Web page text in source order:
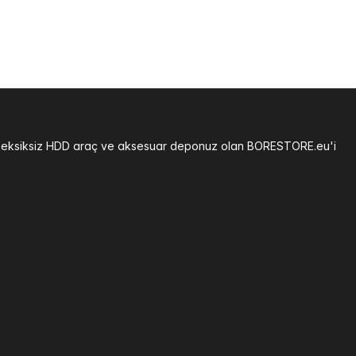
HDD araç ve aksesuar deponuz olan BORESTORE.eu'i